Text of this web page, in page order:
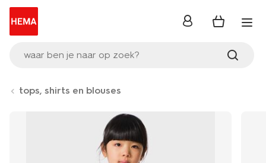
waar ben je naar op zoek?
inloggen
tops, shirts en blouses